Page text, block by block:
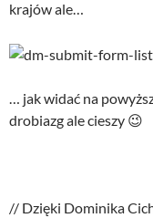
krajów ale…
… jak widać na
drobiazg ale cieszy 😉
// Dzięki Dominika